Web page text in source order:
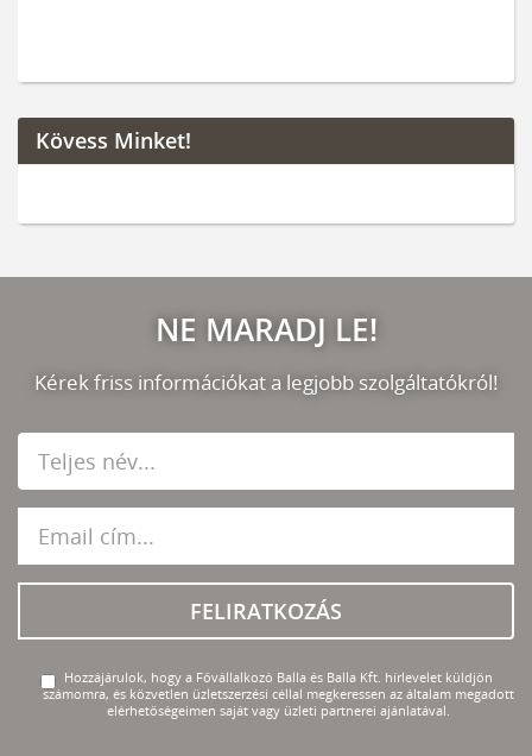
Kövess Minket!
NE MARADJ LE!
Kérek friss információkat a legjobb szolgáltatókról!
FELIRATKOZÁS
Hozzájárulok, hogy a Fővállalkozó Balla és Balla Kft. hírlevelet küldjön
számomra, és közvetlen üzletszerzési céllal megkeressen az általam megadott
elérhetőségeimen saját vagy üzleti partnerei ajánlatával.